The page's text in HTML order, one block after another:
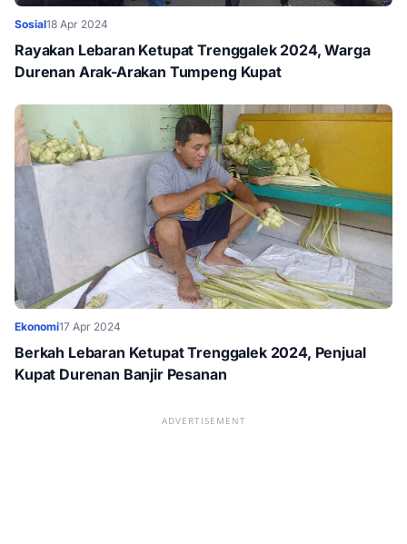
Sosial18 Apr 2024
Rayakan Lebaran Ketupat Trenggalek 2024, Warga
Durenan Arak-Arakan Tumpeng Kupat
Ekonomi17 Apr 2024
Berkah Lebaran Ketupat Trenggalek 2024, Penjual
Kupat Durenan Banjir Pesanan
ADVERTISEMENT